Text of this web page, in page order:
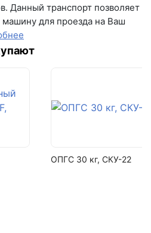
Данный транспорт позволяет
для проезда на Ваш
ОПГС 30 кг, СКУ-22